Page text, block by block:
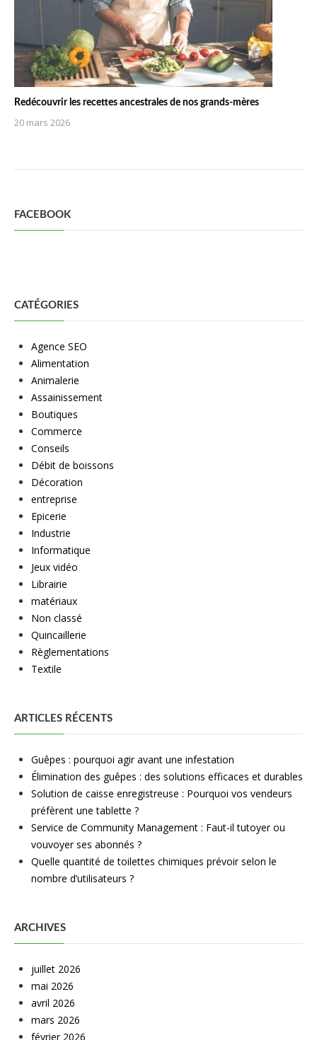
Redécouvrir les recettes ancestrales de nos grands-mères
20 mars 2026
FACEBOOK
CATÉGORIES
Agence SEO
Alimentation
Animalerie
Assainissement
Boutiques
Commerce
Conseils
Débit de boissons
Décoration
entreprise
Epicerie
Industrie
Informatique
Jeux vidéo
Librairie
matériaux
Non classé
Quincaillerie
Règlementations
Textile
ARTICLES RÉCENTS
Guêpes : pourquoi agir avant une infestation
Élimination des guêpes : des solutions efficaces et durables
Solution de caisse enregistreuse : Pourquoi vos vendeurs
préfèrent une tablette ?
Service de Community Management : Faut-il tutoyer ou
vouvoyer ses abonnés ?
Quelle quantité de toilettes chimiques prévoir selon le
nombre d’utilisateurs ?
ARCHIVES
juillet 2026
mai 2026
avril 2026
mars 2026
février 2026